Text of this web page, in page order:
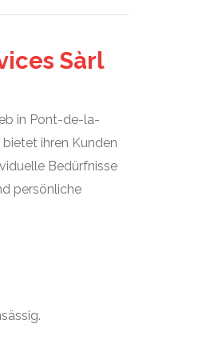
Sàrl
in Pont-de-la-
ihren Kunden
Bedürfnisse
persönliche